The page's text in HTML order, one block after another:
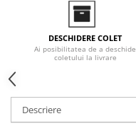
DESCHIDERE COLET
Ai posibilitatea de a deschide
coletului la livrare
Descriere